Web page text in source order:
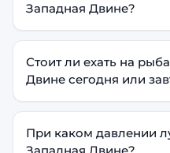
Западная Двине?
Стоит ли ехать на
Двине сегодня или
При каком давлении